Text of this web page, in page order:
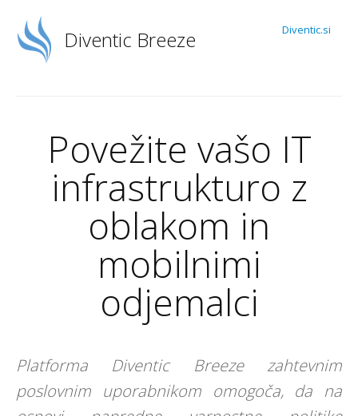
Diventic.si
Diventic Breeze
Povežite vašo IT
infrastrukturo z
oblakom in
mobilnimi
odjemalci
Platforma Diventic Breeze zahtevnim
poslovnim uporabnikom omogoča, da na